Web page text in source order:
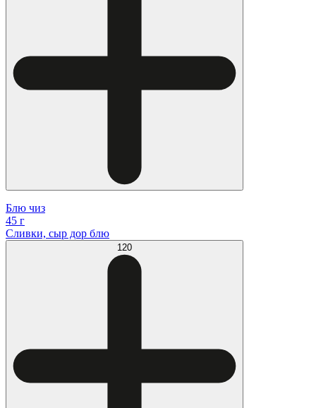
Блю чиз
45 г
Сливки, сыр дор блю
120